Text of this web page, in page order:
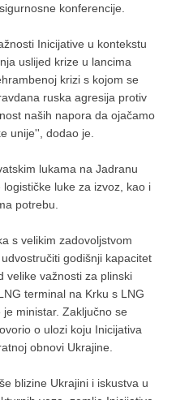
konferencije.
Inicijative u kontekstu
uslijed krize u lancima
krizi s kojom se
ruska agresija protiv
naših napora da ojačamo
unije'', dodao je.
lukama na Jadranu
luke za izvoz, kao i
potrebu.
s velikim zadovoljstvom
godišnji kapacitet
velike važnosti za plinski
terminal na Krku s LNG
ministar. Zaključno se
o ulozi koju Inicijativa
obnovi Ukrajine.
blizine Ukrajini i iskustva u